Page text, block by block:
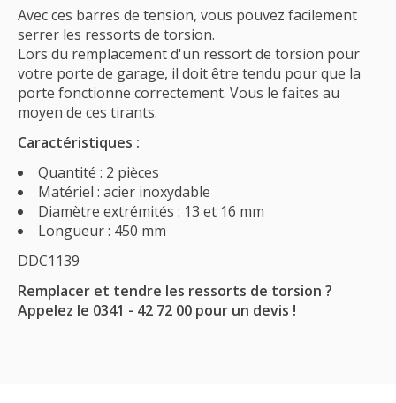
Avec ces barres de tension, vous pouvez facilement
serrer les ressorts de torsion.
Lors du remplacement d'un ressort de torsion pour
votre porte de garage, il doit être tendu pour que la
porte fonctionne correctement. Vous le faites au
moyen de ces tirants.
Caractéristiques :
Quantité : 2 pièces
Matériel : acier inoxydable
Diamètre extrémités : 13 et 16 mm
Longueur : 450 mm
DDC1139
Remplacer et tendre les ressorts de torsion ?
Appelez le 0341 - 42 72 00 pour un devis !